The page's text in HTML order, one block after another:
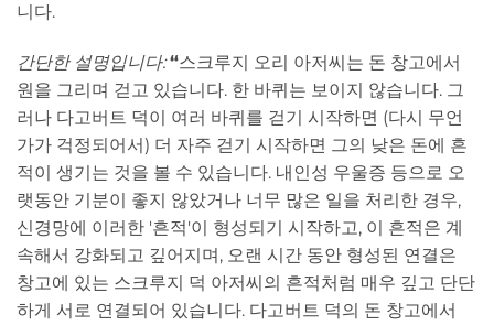
니다.
간단한 설명입니다: “스크루지 오리 아저씨는 돈 창고에서
원을 그리며 걷고 있습니다. 한 바퀴는 보이지 않습니다. 그
러나 다고버트 덕이 여러 바퀴를 걷기 시작하면 (다시 무언
가가 걱정되어서) 더 자주 걷기 시작하면 그의 낮은 돈에 흔
적이 생기는 것을 볼 수 있습니다. 내인성 우울증 등으로 오
랫동안 기분이 좋지 않았거나 너무 많은 일을 처리한 경우,
신경망에 이러한 '흔적'이 형성되기 시작하고, 이 흔적은 계
속해서 강화되고 깊어지며, 오랜 시간 동안 형성된 연결은
창고에 있는 스크루지 덕 아저씨의 흔적처럼 매우 깊고 단단
하게 서로 연결되어 있습니다. 다고버트 덕의 돈 창고에서